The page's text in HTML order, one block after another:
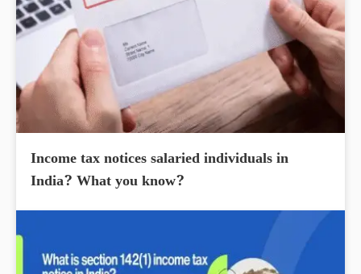
Income tax notices salaried individuals in
India? What you know?